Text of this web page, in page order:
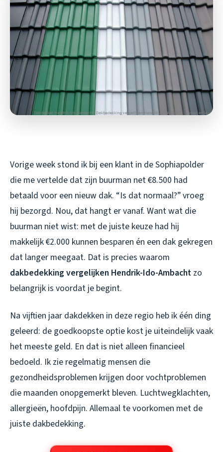
Vorige week stond ik bij een klant in de Sophiapolder
die me vertelde dat zijn buurman net €8.500 had
betaald voor een nieuw dak. “Is dat normaal?” vroeg
hij bezorgd. Nou, dat hangt er vanaf. Want wat die
buurman niet wist: met de juiste keuze had hij
makkelijk €2.000 kunnen besparen én een dak gekregen
dat langer meegaat. Dat is precies waarom
dakbedekking vergelijken Hendrik-Ido-Ambacht zo
belangrijk is voordat je begint.
Na vijftien jaar dakdekken in deze regio heb ik één ding
geleerd: de goedkoopste optie kost je uiteindelijk vaak
het meeste geld. En dat is niet alleen financieel
bedoeld. Ik zie regelmatig mensen die
gezondheidsproblemen krijgen door vochtproblemen
die maanden onopgemerkt bleven. Luchtwegklachten,
allergieën, hoofdpijn. Allemaal te voorkomen met de
juiste dakbedekking.